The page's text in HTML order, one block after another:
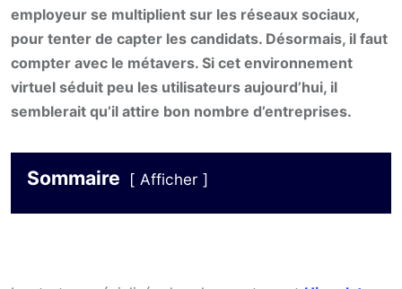
employeur se multiplient sur les réseaux sociaux,
pour tenter de capter les candidats. Désormais, il faut
compter avec le métavers. Si cet environnement
virtuel séduit peu les utilisateurs aujourd’hui, il
semblerait qu’il attire bon nombre d’entreprises.
Sommaire Afficher